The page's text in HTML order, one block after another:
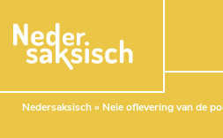
Nedersaksisch» Neie oflevering van de